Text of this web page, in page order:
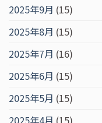
2025年9月 (15)
2025年8月 (15)
2025年7月 (16)
2025年6月 (15)
2025年5月 (15)